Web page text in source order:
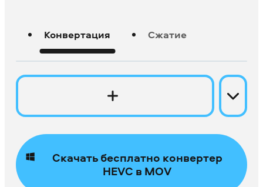
Конвертация Сжатие
Скачать бесплатно конвертер
HEVC в MOV